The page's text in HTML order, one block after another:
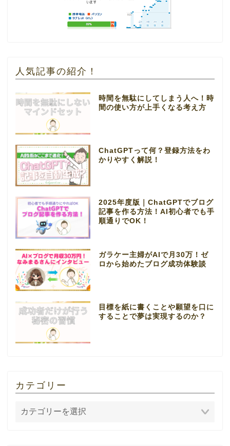
人気記事の紹介！
時間を無駄にしてしまう人へ！時
間の使い方が上手くなる考え方
ChatGPTって何？登録方法をわ
かりやすく解説！
2025年度版｜ChatGPTでブログ
記事を作る方法！AI初心者でも手
順通りでOK！
ガラケー主婦がAIで月30万！ゼ
ロから始めたブログ成功体験談
目標を紙に書くことや願望を口に
することで夢は実現するのか？
カテゴリー